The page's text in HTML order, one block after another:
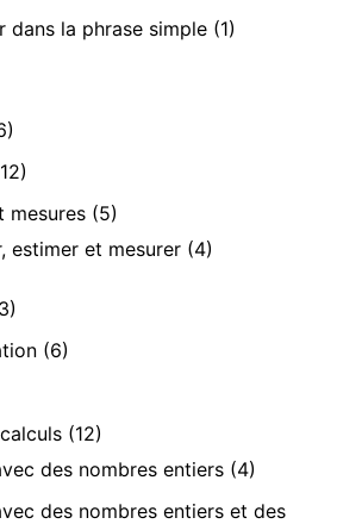
dans la phrase simple (1)
mesures (5)
estimer et mesurer (4)
(6)
(12)
des nombres entiers (4)
des nombres entiers et des